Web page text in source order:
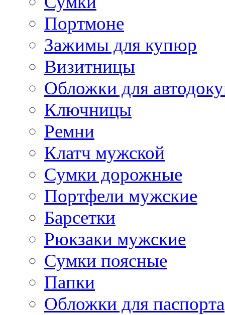
Портмоне
Зажимы для купюр
Визитницы
Обложки для
Ключницы
Ремни
Клатч мужской
Сумки дорожные
Портфели мужские
Барсетки
Рюкзаки мужские
Сумки поясные
Папки
Обложки для паспорта